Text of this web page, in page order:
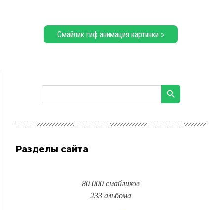
Смайлик гиф анимация картинки »
Разделы сайта
80 000 смайликов
233 альбома